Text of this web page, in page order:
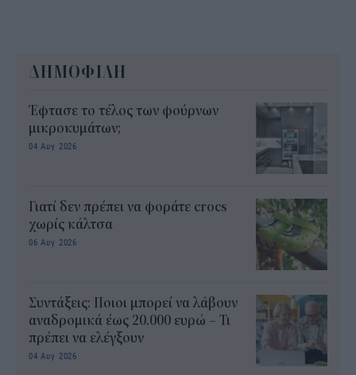
ΔΗΜΟΦΙΛΗ
Έφτασε το τέλος των φούρνων
μικροκυμάτων;
04 Αυγ 2026
Γιατί δεν πρέπει να φοράτε crocs
χωρίς κάλτσα
06 Αυγ 2026
Συντάξεις: Ποιοι μπορεί να λάβουν
αναδρομικά έως 20.000 ευρώ – Τι
πρέπει να ελέγξουν
04 Αυγ 2026